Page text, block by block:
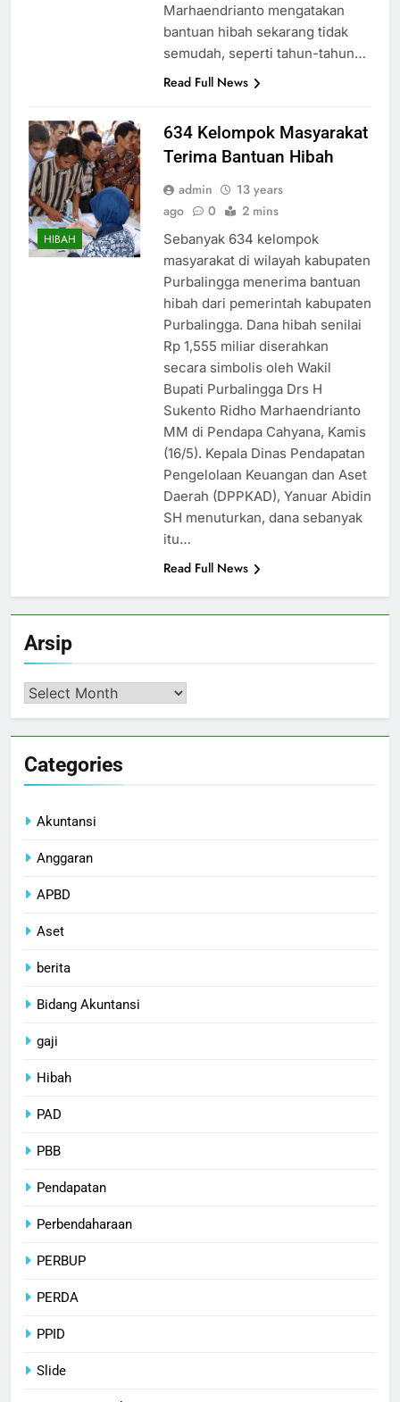
Marhaendrianto mengatakan
bantuan hibah sekarang tidak
semudah, seperti tahun-tahun…
Read Full News
HIBAH
634 Kelompok Masyarakat
Terima Bantuan Hibah
admin
13 years
ago
0 2 mins
Sebanyak 634 kelompok
masyarakat di wilayah kabupaten
Purbalingga menerima bantuan
hibah dari pemerintah kabupaten
Purbalingga. Dana hibah senilai
Rp 1,555 miliar diserahkan
secara simbolis oleh Wakil
Bupati Purbalingga Drs H
Sukento Ridho Marhaendrianto
MM di Pendapa Cahyana, Kamis
(16/5). Kepala Dinas Pendapatan
Pengelolaan Keuangan dan Aset
Daerah (DPPKAD), Yanuar Abidin
SH menuturkan, dana sebanyak
itu…
Read Full News
Arsip
Arsip
Categories
Akuntansi
Anggaran
APBD
Aset
berita
Bidang Akuntansi
gaji
Hibah
PAD
PBB
Pendapatan
Perbendaharaan
PERBUP
PERDA
PPID
Slide